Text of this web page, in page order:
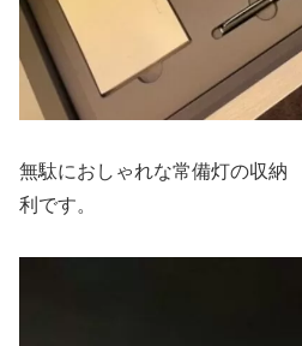
無駄におしゃれな常備灯の収
利です。